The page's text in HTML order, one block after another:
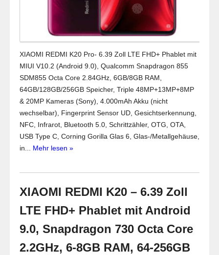
XIAOMI REDMI K20 Pro- 6.39 Zoll LTE FHD+ Phablet mit
MIUI V10.2 (Android 9.0), Qualcomm Snapdragon 855
SDM855 Octa Core 2.84GHz, 6GB/8GB RAM,
64GB/128GB/256GB Speicher, Triple 48MP+13MP+8MP
& 20MP Kameras (Sony), 4.000mAh Akku (nicht
wechselbar), Fingerprint Sensor UD, Gesichtserkennung,
NFC, Infrarot, Bluetooth 5.0, Schrittzähler, OTG, OTA,
USB Type C, Corning Gorilla Glas 6, Glas-/Metallgehäuse,
in... Mehr lesen »
XIAOMI REDMI K20 – 6.39 Zoll
LTE FHD+ Phablet mit Android
9.0, Snapdragon 730 Octa Core
2.2GHz, 6-8GB RAM, 64-256GB